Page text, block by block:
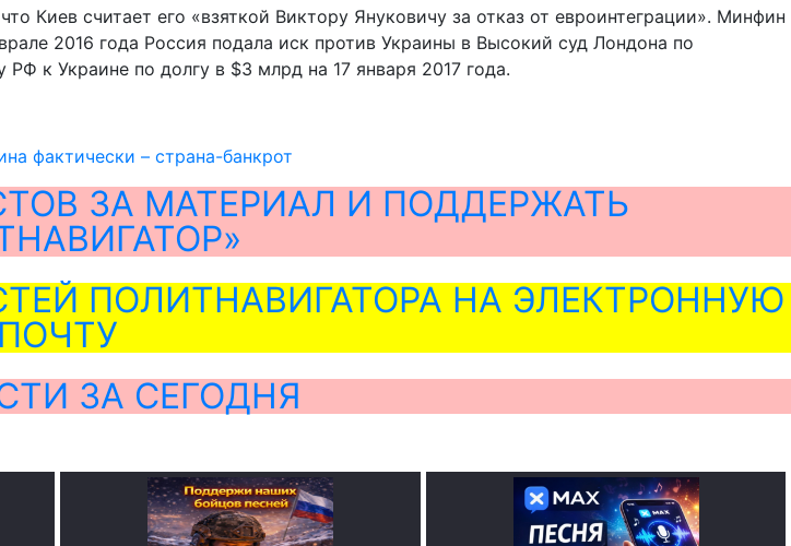
Киев считает его «взяткой Виктору Януковичу за отказ от евроинтеграции». Минфин
2016 года Россия подала иск против Украины в Высокий суд Лондона по
к Украине по долгу в $3 млрд на 17 января 2017 года.
фактически – страна-банкрот
ЗА МАТЕРИАЛ И ПОДДЕРЖАТЬ
ПОЛИТНАВИГАТОРА НА ЭЛЕКТРОННУЮ
ПОЧТУ
ЗА СЕГОДНЯ